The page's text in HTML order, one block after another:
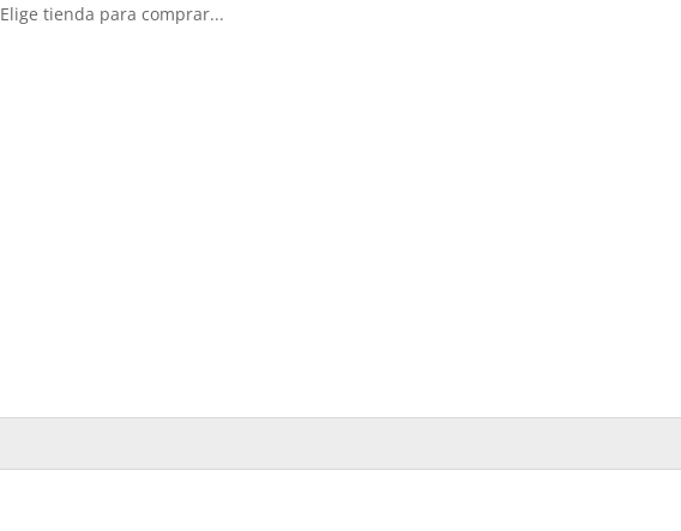
Elige tienda para comprar...